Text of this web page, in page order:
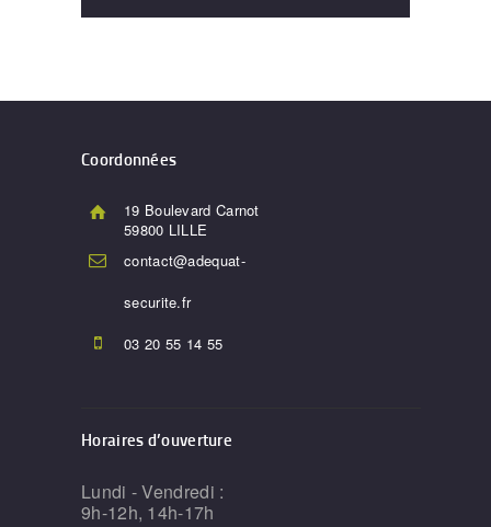
Coordonnées
19 Boulevard Carnot
59800 LILLE
contact@adequat-
securite.fr
03 20 55 14 55
Horaires d’ouverture
Lundi - Vendredi :
9h-12h, 14h-17h